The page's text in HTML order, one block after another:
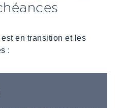
en transition et les
: